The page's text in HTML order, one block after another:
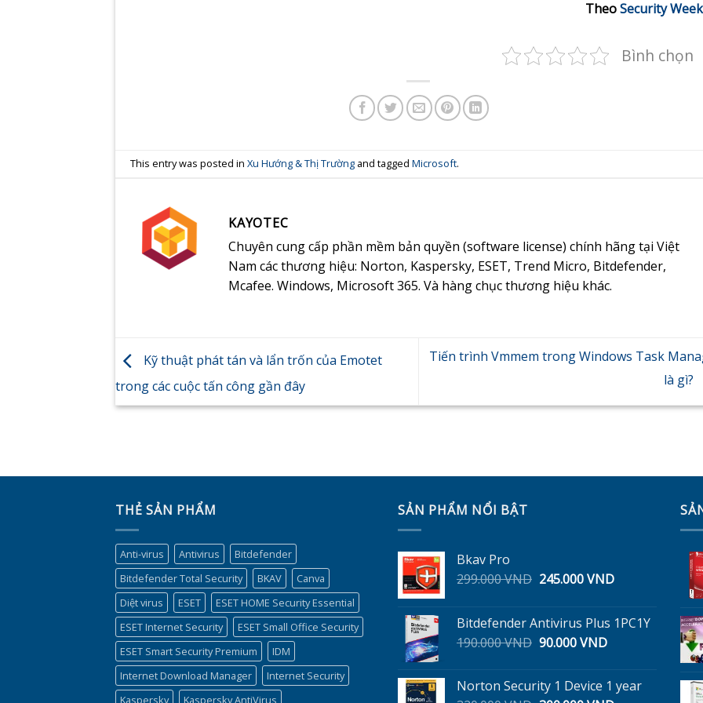
TheoSecurity Week
Bình chọn
This entry was posted inXu Hướng & Thị Trường and taggedMicrosoft.
KAYOTEC
Chuyên cung cấp phần mềm bản quyền (software license) chính hãng tại Việt
Nam các thương hiệu: Norton, Kaspersky, ESET, Trend Micro, Bitdefender,
Mcafee. Windows, Microsoft 365. Và hàng chục thương hiệu khác.
Kỹ thuật phát tán và lẩn trốn của Emotet
trong các cuộc tấn công gần đây
Tiến trình Vmmem trong Windows Task
là gì?
THẺ SẢN PHẨM
Anti-virus Antivirus
Bitdefender
Bitdefender Total Security
BKAV
Canva
Diệt virus
ESET
ESET HOME Security Essential
ESET Internet Security
ESET Small Office Security
ESET Smart Security Premium
IDM
Internet Download Manager
Internet Security
Kaspersky
Kaspersky AntiVirus
SẢN PHẨM NỔI BẬT
Bkav Pro
299.000VND Giá
299.000 VND.
245.000VNDGiá
là:
245.000 VND.
Bitdefender Antivirus Plus 1PC1Y
190.000VND Giá
190.000 VND.
90.000VNDGiá
là:
Norton Security 1 Device 1 year